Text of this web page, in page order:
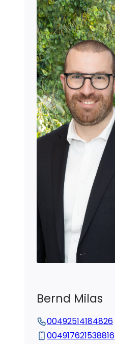
Bernd Milas
00492514184826
004917621538816